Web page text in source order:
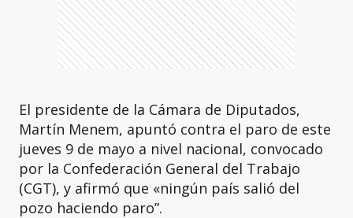
El presidente de la Cámara de Diputados,
Martín Menem, apuntó contra el paro de este
jueves 9 de mayo a nivel nacional, convocado
por la Confederación General del Trabajo
(CGT), y afirmó que «ningún país salió del
pozo haciendo paro”.